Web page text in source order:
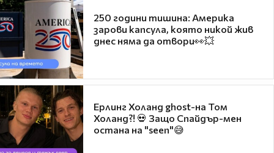
250 години тишина: Америка
зарови капсула, която никой жив
днес няма да отвори👀💥
Ерлинг Холанд ghost-на Том
Холанд?! 💀 Защо Спайдър-мен
остана на "seen"😅